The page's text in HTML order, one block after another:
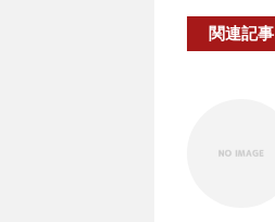
関連記事